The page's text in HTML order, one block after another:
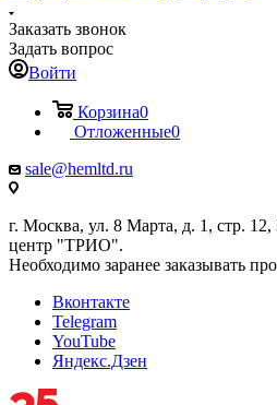
Заказать звонок
Задать вопрос
Войти
Корзина0
Отложенные0
sale@hemltd.ru
г. Москва, ул. 8 Марта, д. 1, стр. 12,
центр "ТРИО".
Необходимо заранее заказывать
Вконтакте
Telegram
YouTube
Яндекс.Дзен